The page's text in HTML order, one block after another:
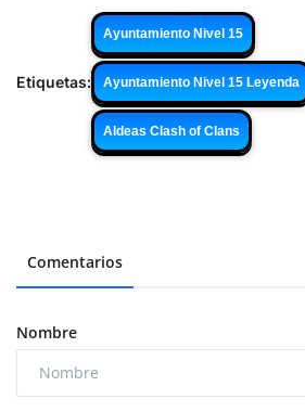
Etiquetas:
Ayuntamiento Nivel 15
Ayuntamiento Nivel 15 Leyenda
Aldeas Clash of Clans
Comentarios
Nombre